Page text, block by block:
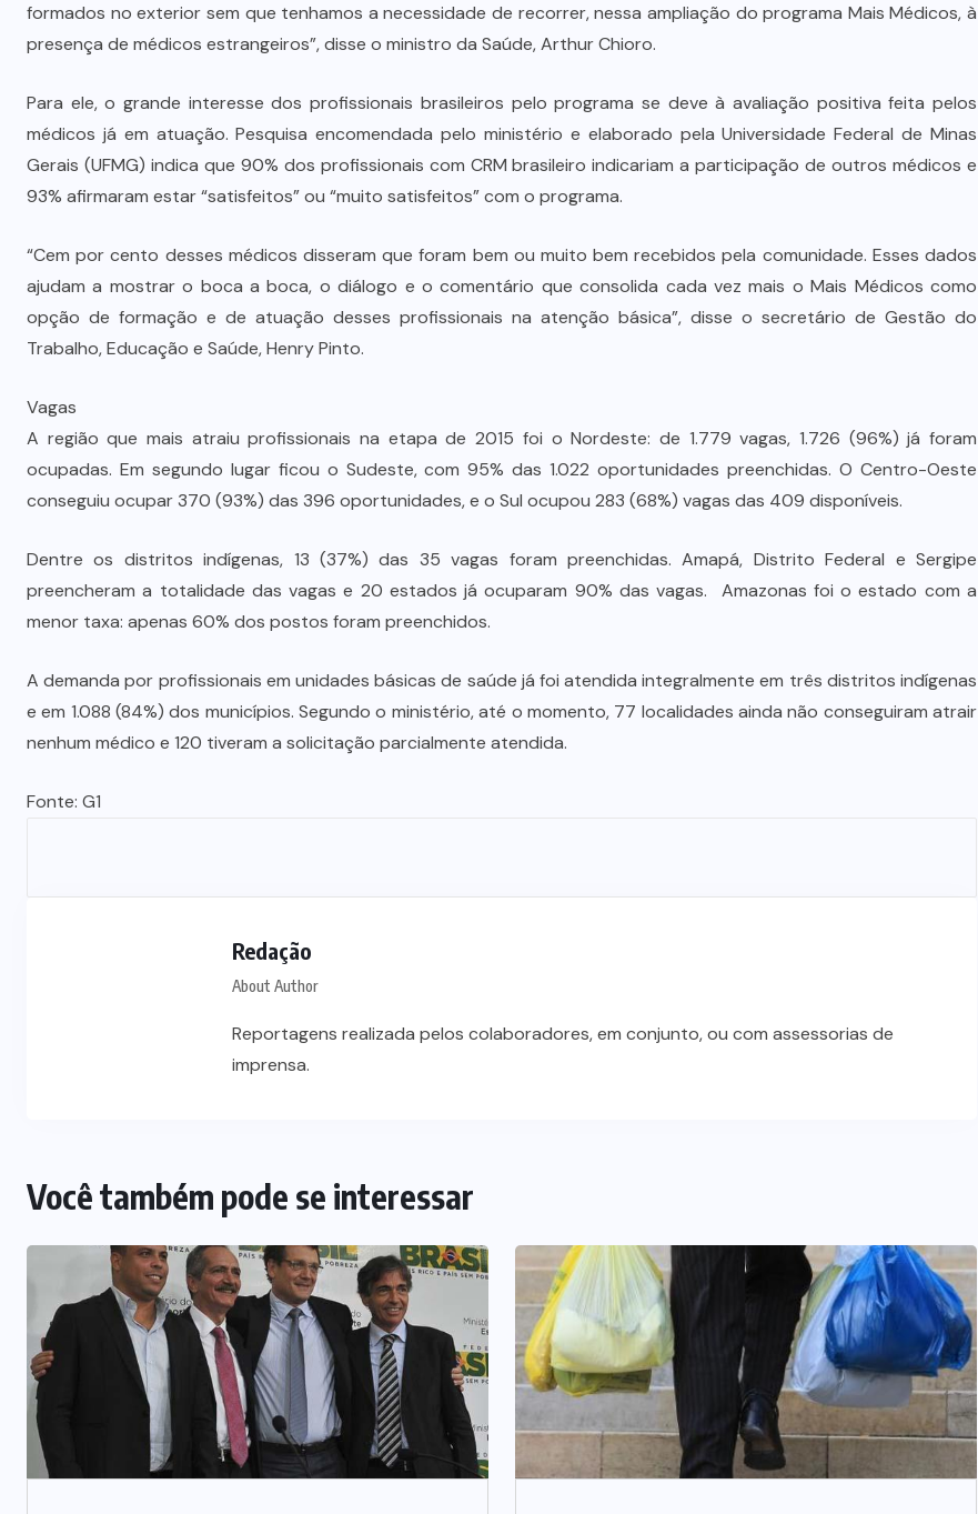
formados no exterior sem que tenhamos a necessidade de recorrer, nessa ampliação do programa Mais Médicos, à
presença de médicos estrangeiros”, disse o ministro da Saúde, Arthur Chioro.
Para ele, o grande interesse dos profissionais brasileiros pelo programa se deve à avaliação positiva feita pelos
médicos já em atuação. Pesquisa encomendada pelo ministério e elaborado pela Universidade Federal de Minas
Gerais (UFMG) indica que 90% dos profissionais com CRM brasileiro indicariam a participação de outros médicos e
93% afirmaram estar “satisfeitos” ou “muito satisfeitos” com o programa.
“Cem por cento desses médicos disseram que foram bem ou muito bem recebidos pela comunidade. Esses dados
ajudam a mostrar o boca a boca, o diálogo e o comentário que consolida cada vez mais o Mais Médicos como
opção de formação e de atuação desses profissionais na atenção básica”, disse o secretário de Gestão do
Trabalho, Educação e Saúde, Henry Pinto.
Vagas
A região que mais atraiu profissionais na etapa de 2015 foi o Nordeste: de 1.779 vagas, 1.726 (96%) já foram
ocupadas. Em segundo lugar ficou o Sudeste, com 95% das 1.022 oportunidades preenchidas. O Centro-Oeste
conseguiu ocupar 370 (93%) das 396 oportunidades, e o Sul ocupou 283 (68%) vagas das 409 disponíveis.
Dentre os distritos indígenas, 13 (37%) das 35 vagas foram preenchidas. Amapá, Distrito Federal e Sergipe
preencheram a totalidade das vagas e 20 estados já ocuparam 90% das vagas. Amazonas foi o estado com a
menor taxa: apenas 60% dos postos foram preenchidos.
A demanda por profissionais em unidades básicas de saúde já foi atendida integralmente em três distritos indígenas
e em 1.088 (84%) dos municípios. Segundo o ministério, até o momento, 77 localidades ainda não conseguiram atrair
nenhum médico e 120 tiveram a solicitação parcialmente atendida.
Fonte: G1
Redação
About Author
Reportagens realizada pelos colaboradores, em conjunto, ou com assessorias de
imprensa.
Você também pode se interessar
Advogada é condenada por usar
em ação trabalhista
7 DE AGOSTO DE 2026
Alencar Farina é escolhido de
Wellington Fagundes